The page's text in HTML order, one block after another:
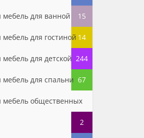
мебель для ванной 15
для гостиной 14
для детской 244
мебель для спальни 67
мебель общественных
2